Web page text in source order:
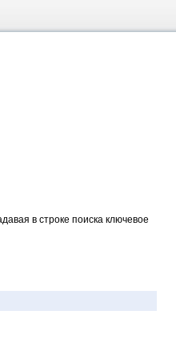
в строке поиска ключевое